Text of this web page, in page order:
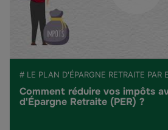
# LE PLAN D'ÉPARGNE RETRAITE PAR
Comment réduire vos impôts
d'Épargne Retraite (PER) ?